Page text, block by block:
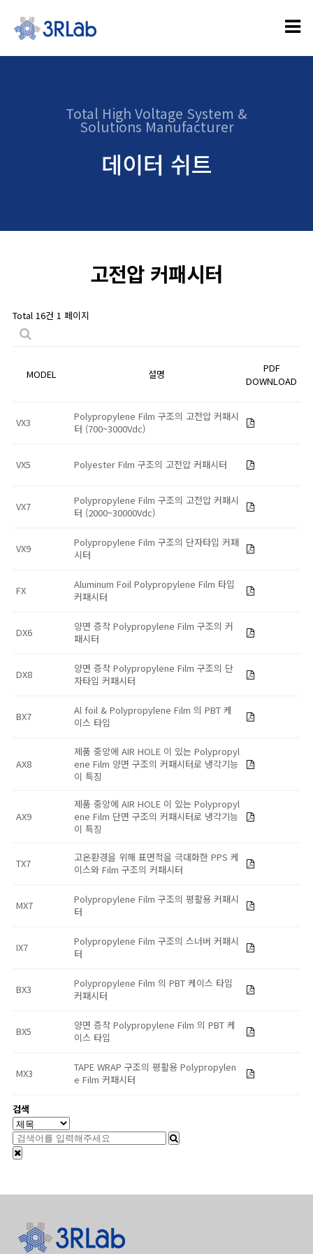
Total High Voltage System &
Solutions Manufacturer
데이터 쉬트
고전압 커패시터
Total 16건 1 페이지
MODEL 설명
PDF
DOWNLOAD
VX3
Polypropylene Film 구조의 고전압 커패시
터 (700~3000Vdc)
VX5 Polyester Film 구조의 고전압 커패시터
VX7
Polypropylene Film 구조의 고전압 커패시
터 (2000~30000Vdc)
VX9
Polypropylene Film 구조의 단자타입 커패
시터
FX
Aluminum Foil Polypropylene Film 타입
커패시터
DX6
양면 증착 Polypropylene Film 구조의 커
패시터
DX8
양면 증착 Polypropylene Film 구조의 단
자타입 커패시터
BX7
Al foil & Polypropylene Film 의 PBT 케
이스 타입
AX8
제품 중앙에 AIR HOLE 이 있는 Polypropyl
ene Film 양면 구조의 커패시터로 냉각기능
이 특징
AX9
제품 중앙에 AIR HOLE 이 있는 Polypropyl
ene Film 단면 구조의 커패시터로 냉각기능
이 특징
TX7
고온환경을 위해 표면적을 극대화한 PPS 케
이스와 Film 구조의 커패시터
MX7
Polypropylene Film 구조의 평활용 커패시
터
IX7
Polypropylene Film 구조의 스너버 커패시
터
BX3
Polypropylene Film 의 PBT 케이스 타입
커패시터
BX5
양면 증착 Polypropylene Film 의 PBT 케
이스 타입
MX3
TAPE WRAP 구조의 평활용 Polypropylen
e Film 커패시터
검색